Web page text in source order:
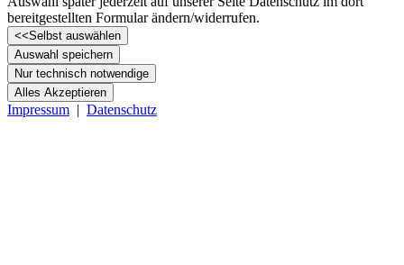
bereitgestellten Formular ändern/­widerrufen.
<<Selbst auswählen
Auswahl speichern
Nur technisch notwendige
Alles Akzeptieren
Impressum | Datenschutz